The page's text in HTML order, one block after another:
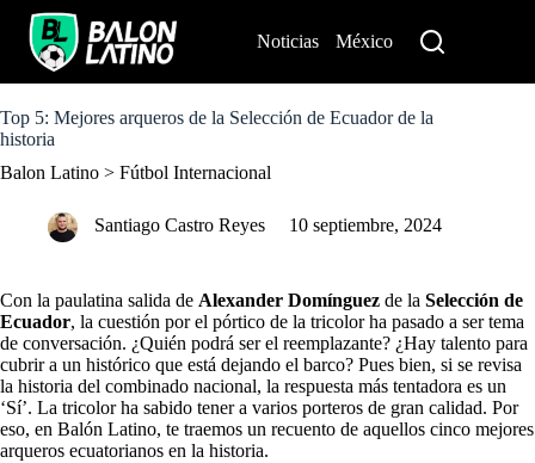
o
c
n
Noticias México
Top 5: Mejores arqueros de la Selección de Ecuador de la
historia
Balon Latino > Fútbol Internacional
Santiago Castro Reyes 10 septiembre, 2024
Con la paulatina salida de Alexander Domínguez de la Selección de
Ecuador, la cuestión por el pórtico de la tricolor ha pasado a ser tema
de conversación. ¿Quién podrá ser el reemplazante? ¿Hay talento para
cubrir a un histórico que está dejando el barco? Pues bien, si se revisa
la historia del combinado nacional, la respuesta más tentadora es un
‘Sí’. La tricolor ha sabido tener a varios porteros de gran calidad. Por
eso, en Balón Latino, te traemos un recuento de aquellos cinco mejores
arqueros ecuatorianos en la historia.